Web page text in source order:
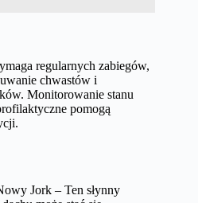
regularnych zabiegów,
chwastów i
Monitorowanie stanu
pomogą
Jork – Ten słynny